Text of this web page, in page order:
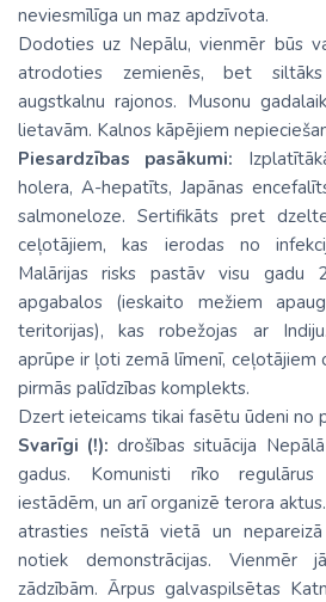
neviesmīlīga un maz apdzīvota.
Dodoties uz Nepālu, vienmēr būs
atrodoties zemienēs, bet
augstkalnu rajonos. Musonu
lietavām. Kalnos kāpējiem
Piesardzības pasākumi:
holera, A-hepatīts, Japānas
salmoneloze. Sertifikāts pret
ceļotājiem, kas ierodas no
Malārijas risks pastāv visu gadu
apgabalos (ieskaito mežiem
teritorijas), kas robežojas ar
aprūpe ir ļoti zemā līmenī, ceļotājiem
pirmās palīdzības komplekts.
Dzert ieteicams tikai fasētu ūdeni no
Svarīgi (!): drošības situācija
gadus. Komunisti rīko regulārus
iestādēm, un arī organizē terora
atrasties neīstā vietā un
notiek demonstrācijas. Vienmēr
zādzībām. Ārpus galvaspilsētas